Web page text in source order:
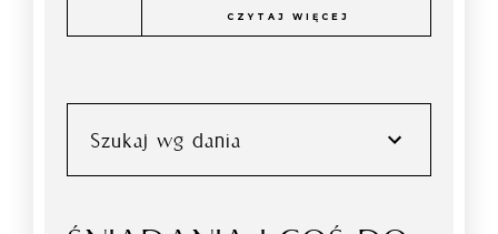
CZYTAJ WIĘCEJ
Szukaj wg dania